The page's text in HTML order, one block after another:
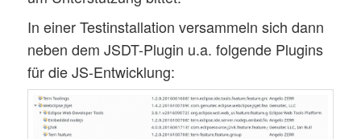
In einer Testinstallation versammeln sich dann
neben dem JSDT-Plugin u.a. folgende Plugins
für die JS-Entwicklung: